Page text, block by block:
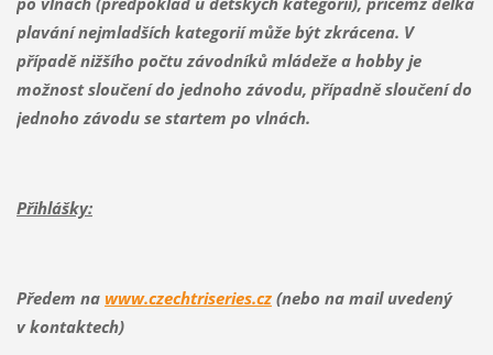
plavání nejmladších kategorií může být zkrácena. V
případě nižšího počtu závodníků mládeže a hobby je
možnost sloučení do jednoho závodu, případně sloučení do
jednoho závodu se startem po vlnách.
Přihlášky:
Předem na www.czechtriseries.cz(nebo na mail uvedený
v kontaktech)